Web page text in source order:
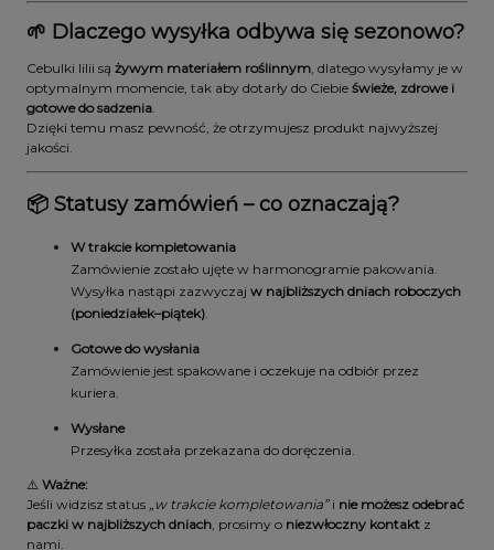
🌱 Dlaczego wysyłka odbywa się sezonowo?
Cebulki lilii są żywym materiałem roślinnym , dlatego wysyłamy je w
optymalnym momencie, tak aby dotarły do Ciebie świeże, zdrowe i
gotowe do sadzenia
Dzięki temu masz pewność, że otrzymujesz produkt najwyższej
jakości.
📦 Statusy zamówień – co oznaczają?
W trakcie kompletowania
Zamówienie zostało ujęte w harmonogramie pakowania.
Wysyłka nastąpi zazwyczaj w najbliższych dniach roboczych
(poniedziałek–piątek).
Gotowe do wysłania
Zamówienie jest spakowane i oczekuje na odbiór przez
kuriera.
Wysłane
Przesyłka została przekazana do doręczenia.
⚠️ Ważne:
Jeśli widzisz status „w trakcie kompletowania”i nie możesz odebrać
paczki w najbliższych dniach, prosimy o niezwłoczny kontakt z
nami.